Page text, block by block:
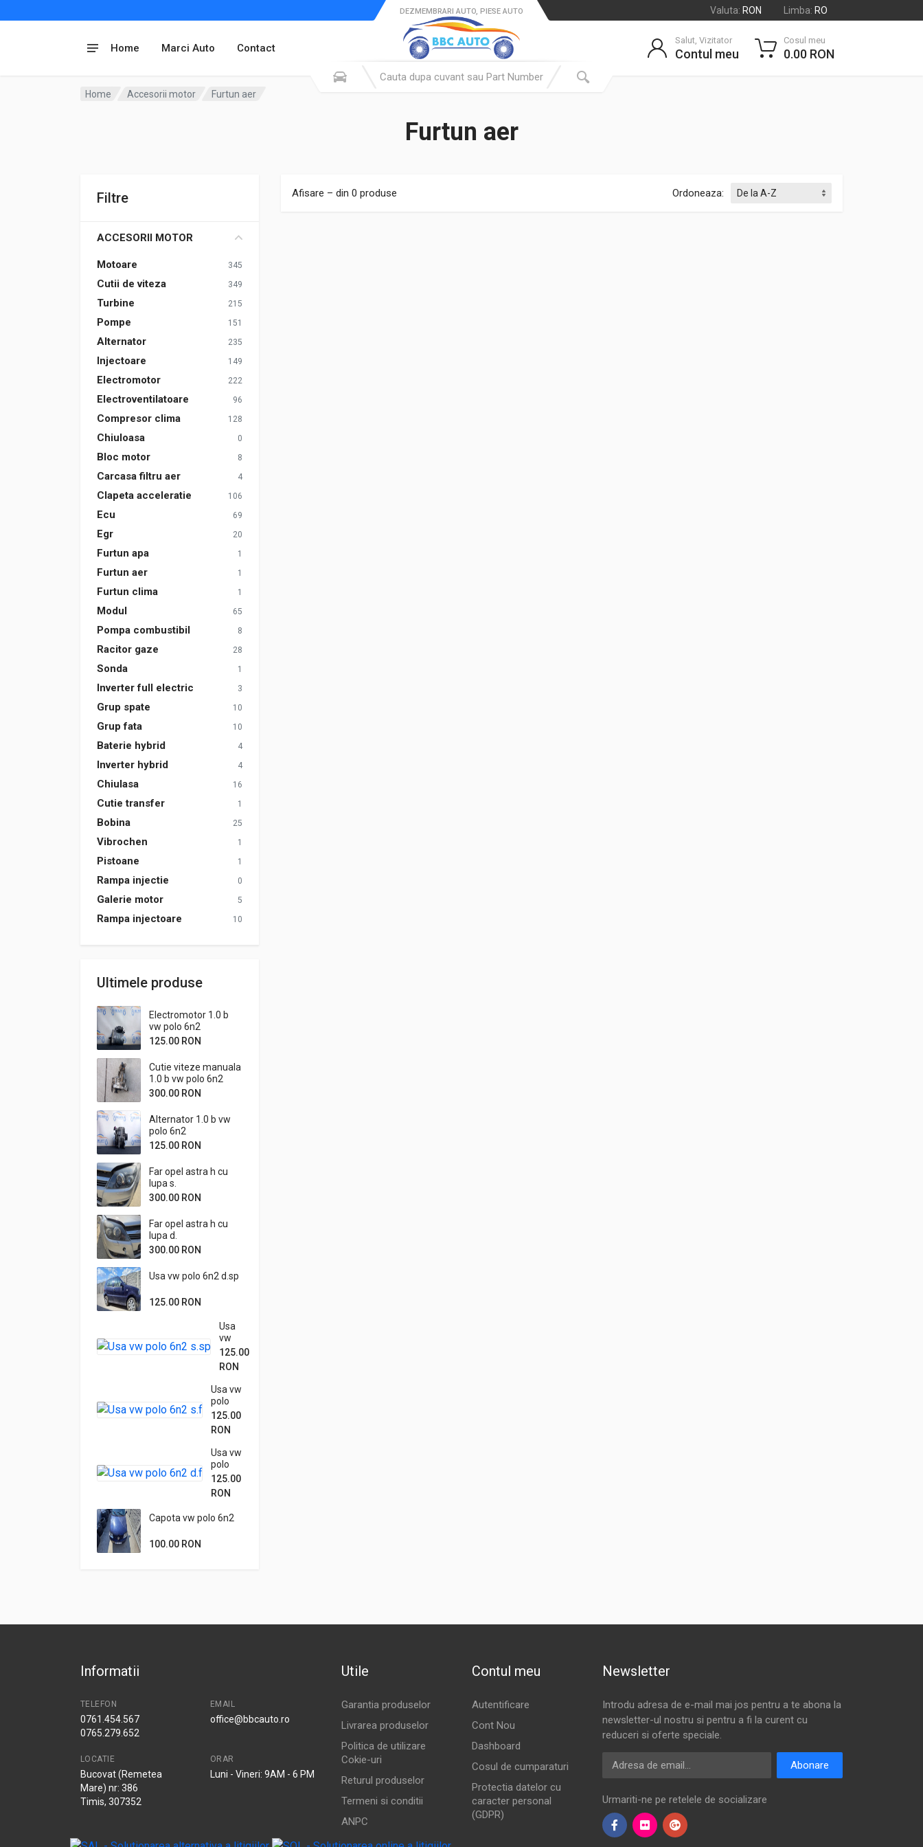
Valuta: RON Limba: RO
Home Marci Auto Contact
DEZMEMBRARI AUTO, PIESE AUTO
Salut, Vizitator
Contul meu
Cosul meu
0.00 RON
Home Accesorii motor Furtun aer
Furtun aer
Filtre
ACCESORII MOTOR
Motoare 345
Cutii de viteza 349
Turbine 215
Pompe 151
Alternator 235
Injectoare 149
Electromotor 222
Electroventilatoare 96
Compresor clima 128
Chiuloasa 0
Bloc motor 8
Carcasa filtru aer 4
Clapeta acceleratie 106
Ecu 69
Egr 20
Furtun apa 1
Furtun aer 1
Furtun clima 1
Modul 65
Pompa combustibil 8
Racitor gaze 28
Sonda 1
Inverter full electric 3
Grup spate 10
Grup fata 10
Baterie hybrid 4
Inverter hybrid 4
Chiulasa 16
Cutie transfer 1
Bobina 25
Vibrochen 1
Pistoane 1
Rampa injectie 0
Galerie motor 5
Rampa injectoare 10
Ultimele produse
Electromotor 1.0 b
vw polo 6n2
125.00 RON
Cutie viteze manuala
1.0 b vw polo 6n2
300.00 RON
Alternator 1.0 b vw
polo 6n2
125.00 RON
Far opel astra h cu
lupa s.
300.00 RON
Far opel astra h cu
lupa d.
300.00 RON
Usa vw polo 6n2 d.sp
125.00 RON
Usa
vw
polo
6n2
s.sp
125.00
RON
Usa vw
polo
6n2 s.f
125.00
RON
Usa vw
polo
6n2 d.f
125.00
RON
Capota vw polo 6n2
100.00 RON
Afisare – din 0 produse Ordoneaza:
Informatii
TELEFON
0761.454.567
0765.279.652
EMAIL
office@bbcauto.ro
LOCATIE
Bucovat (Remetea
Mare) nr: 386
Timis, 307352
ORAR
Luni - Vineri: 9AM - 6 PM
Utile
Garantia produselor
Livrarea produselor
Politica de utilizare
Cokie-uri
Returul produselor
Termeni si conditii
ANPC
Contul meu
Autentificare
Cont Nou
Dashboard
Cosul de cumparaturi
Protectia datelor cu
caracter personal
(GDPR)
Newsletter
Introdu adresa de e-mail mai jos pentru a te abona la
newsletter-ul nostru si pentru a fi la curent cu
reduceri si oferte speciale.
Adresa de email
Abonare
Urmariti-ne pe retelele de socializare